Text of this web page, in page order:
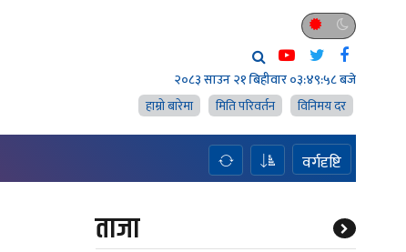
२०८३ साउन २१ बिहीवार०३:४९:५९ बजे
हाम्राे बारेमा
मिति परिवर्तन विनिमय दर
वर्गदृष्टि
ताजा